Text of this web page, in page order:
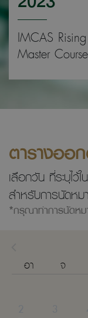
IMCAS
Master
ตารางออ
เลือกวัน ที่ระบุไว้
สำหรับการนัดหม
*กรุณาทำการนัดห
อา
จ